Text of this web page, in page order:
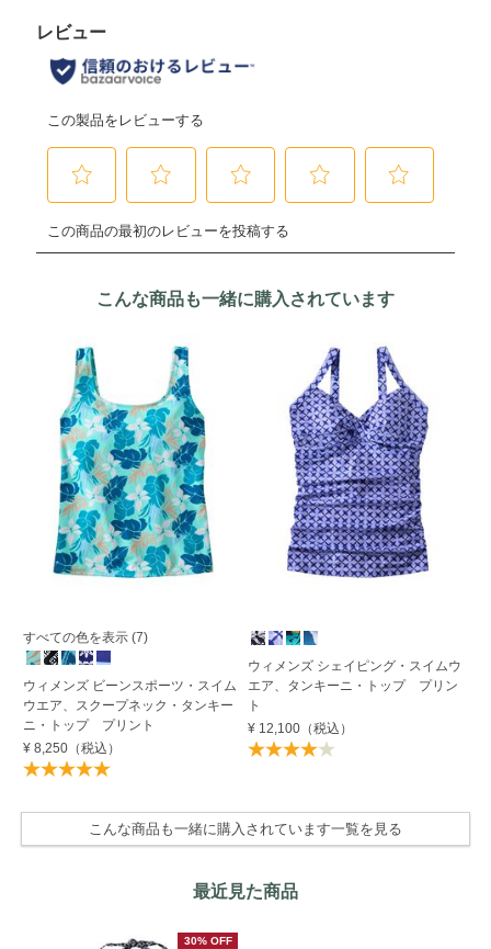
こんな商品も一緒に購入されています
すべての色を表示 (7)
ウィメンズ ビーンスポーツ・スイム
ウエア、スクープネック・タンキー
ニ・トップ プリント
¥ 8,250（税込）
ウィメンズ シェイピング・スイムウ
エア、タンキーニ・トップ プリン
ト
¥ 12,100 （税込）
こんな商品も一緒に購入されています一覧を見る
最近見た商品
30% OFF